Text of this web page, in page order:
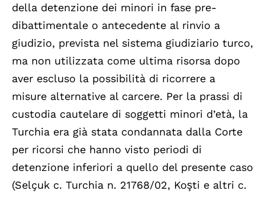
della detenzione dei minori in fase pre-
dibattimentale o antecedente al rinvio a
giudizio, prevista nel sistema giudiziario turco,
ma non utilizzata come ultima risorsa dopo
aver escluso la possibilità di ricorrere a
misure alternative al carcere. Per la prassi di
custodia cautelare di soggetti minori d’età, la
Turchia era già stata condannata dalla Corte
per ricorsi che hanno visto periodi di
detenzione inferiori a quello del presente caso
(Selçuk c. Turchia n. 21768/02, Koşti e altri c.